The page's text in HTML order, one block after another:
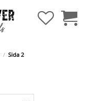
/ Sida 2